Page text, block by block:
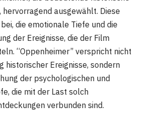
ausgewählt. Diese
die emotionale Tiefe und die
der Ereignisse, die der Film
“Oppenheimer” verspricht nicht
historischer Ereignisse, sondern
der psychologischen und
die mit der Last solch
verbunden sind.